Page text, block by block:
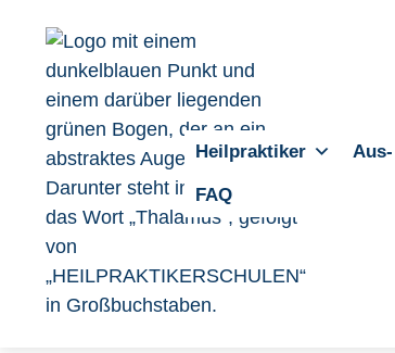
Heilpraktiker
FAQ